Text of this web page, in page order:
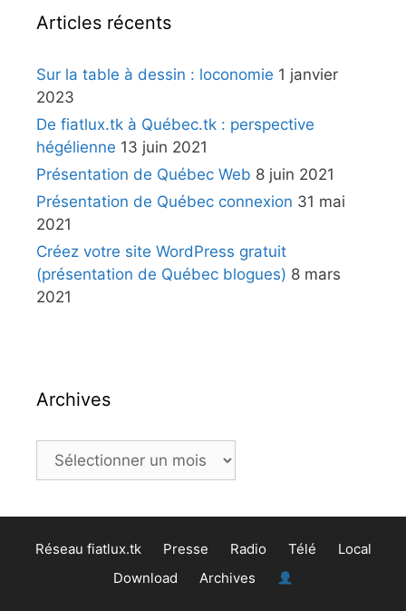
Articles récents
Sur la table à dessin : loconomie 1 janvier
2023
De fiatlux.tk à Québec.tk : perspective
hégélienne 13 juin 2021
Présentation de Québec Web 8 juin 2021
Présentation de Québec connexion 31 mai
2021
Créez votre site WordPress gratuit
(présentation de Québec blogues) 8 mars
2021
Archives
Réseau fiatlux.tk Presse Radio Télé
Local
Download
Archives